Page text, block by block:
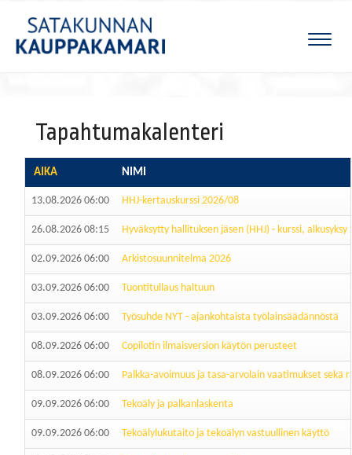
Tapahtumakalenteri
AIKA NIMI
13.08.2026 06:00 HHJ-kertauskurssi 2026/08
26.08.2026 08:15 Hyväksytty hallituksen jäsen (HHJ) - kurssi, alkusyksy
02.09.2026 06:00 Arkistosuunnitelma 2026
03.09.2026 06:00 Tuontitullaus haltuun
03.09.2026 06:00 Työsuhde NYT - ajankohtaista työlainsäädännöstä
08.09.2026 06:00 Copilotin ilmaisversion käytön perusteet
08.09.2026 06:00 Palkka-avoimuus ja tasa-arvolain vaatimukset
09.09.2026 06:00 Tekoäly ja palkanlaskenta
09.09.2026 06:00 Tekoälylukutaito ja tekoälyn vastuullinen käyttö